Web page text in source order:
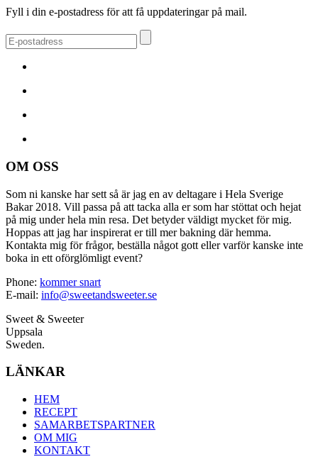
Fyll i din e-postadress för att få uppdateringar på mail.
OM OSS
Som ni kanske har sett så är jag en av deltagare i Hela Sverige
Bakar 2018. Vill passa på att tacka alla er som har stöttat och hejat
på mig under hela min resa. Det betyder väldigt mycket för mig.
Hoppas att jag har inspirerat er till mer bakning där hemma.
Kontakta mig för frågor, beställa något gott eller varför kanske inte
boka in ett oförglömligt event?
Phone: kommer snart
E-mail: info@sweetandsweeter.se
Sweet & Sweeter
Uppsala
Sweden.
LÄNKAR
HEM
RECEPT
SAMARBETSPARTNER
OM MIG
KONTAKT